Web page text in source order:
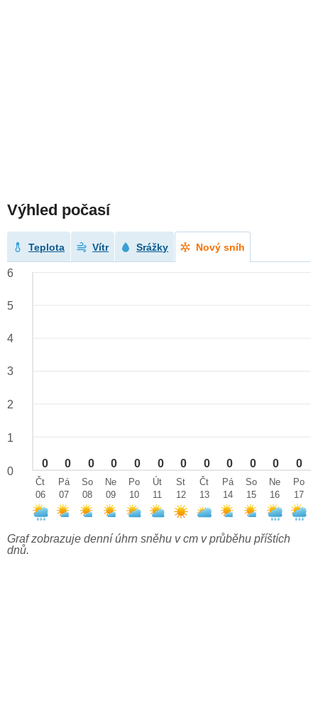
Výhled počasí
Teplota Vítr Srážky Nový sníh
0 0 0 0 0 0 0 0 0 0 0 0
6
5
4
3
2
1
0
Čt
06
Pá
07
So
08
Ne
09
Po
10
Út
11
St
12
Čt
13
Pá
14
So
15
Ne
16
Po
17
Graf zobrazuje denní úhrn sněhu v cm v průběhu příštích
dnů.